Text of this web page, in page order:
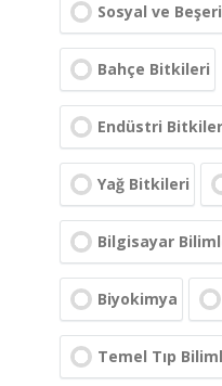
Sosyal ve
Bahçe Bitkileri
Endüstri
Yağ Bitkileri
Bilgisayar
Biyokimya
Temel Tıp